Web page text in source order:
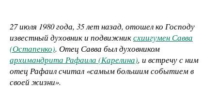
27 июля 1980 года, 35 лет назад, отошел ко Господу
известный духовник и подвижниксхиигумен Савва
(Остапенко). Отец Савва был духовником
архимандрита Рафаила (Карелина), и встречу с ним
отец Рафаил считал «самым большим событием в
своей жизни».